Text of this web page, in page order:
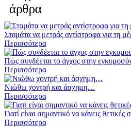
Σταμάτα να μετράς αντίστροφα για τη
Περισσότερα
Πώς συνδέεται το άγχος στην
Περισσότερα
Νιώθω χοντρή και άσχημη…
Περισσότερα
Γιατί είναι σημαντικό να κάνεις
Περισσότερα